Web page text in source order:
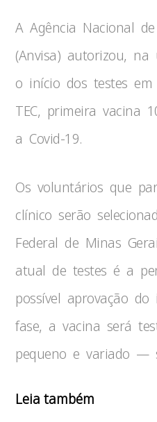
A Agência Nacional
(Anvisa) autorizou,
o início dos testes
TEC, primeira vacina
a Covid-19.
Os voluntários que
clínico serão
Federal de Minas
atual de testes é a
possível aprovação do
fase, a vacina será
pequeno e variado —
Leia também